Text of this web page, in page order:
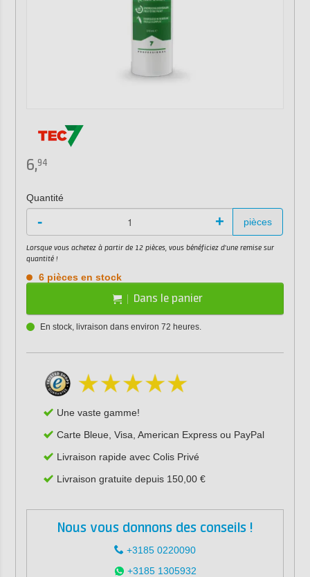
6,94
Quantité
- + pièces
Lorsque vous achetez à partir de 12 pièces, vous bénéficiez d'une remise sur
quantité !
6 pièces en stock
Dans le panier
En stock, livraison dans environ 72 heures.
Une vaste gamme!
Carte Bleue, Visa, American Express ou PayPal
Livraison rapide avec Colis Privé
Livraison gratuite depuis 150,00 €
Nous vous donnons des conseils !
+3185 0220090
+3185 1305932